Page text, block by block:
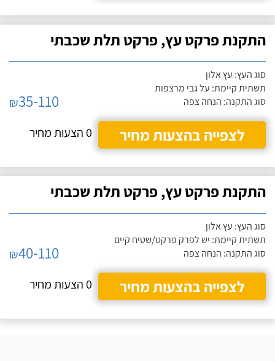
התקנת פרקט עץ, פרקט תלת שכבתי
סוג העץ: עץ אלון
תשתית קיימת: על גבי מרצפות
סוג התקנה: הנחה צפה
₪35-110
לצפייה בהצעות מחיר
0 הצעות מחיר
התקנת פרקט עץ, פרקט תלת שכבתי
סוג העץ: עץ אלון
תשתית קיימת: יש לפרק פרקט/שטיח קיים
סוג התקנה: הנחה צפה
₪40-110
לצפייה בהצעות מחיר
0 הצעות מחיר